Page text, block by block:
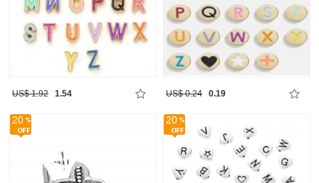
US$ 1.92 1.54 US$ 0.24 0.19
20 20